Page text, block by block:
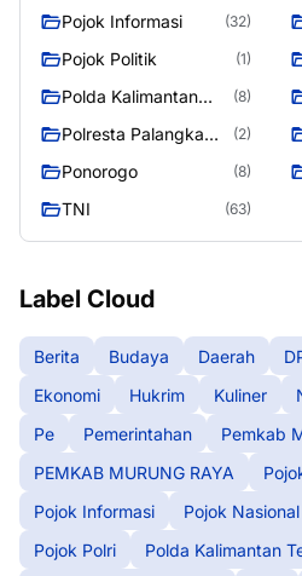
Pojok Informasi (32)
Pojok Politik (1)
Polda Kalimantan
(8)
Polresta Palangka
(2)
Ponorogo (8)
TNI (63)
Label Cloud
Berita Budaya Daerah
Ekonomi
Hukrim Kuliner
Pe
Pemerintahan
Pemkab
PEMKAB MURUNG RAYA
Pojok Informasi
Pojok Nasional
Pojok Polri
Polda Kalimantan